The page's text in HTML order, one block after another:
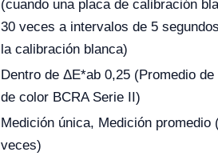
(cuando una placa de calibración
30 veces a intervalos de 5
la calibración blanca)
Dentro de ΔE*ab 0,25 (Promedio
de color BCRA Serie II)
Medición única, Medición promedio
veces)